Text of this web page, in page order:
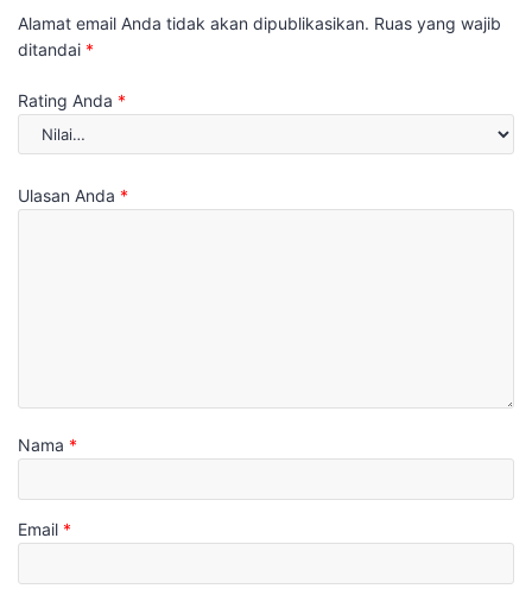
Alamat email Anda tidak akan dipublikasikan. Ruas yang wajib
ditandai *
Rating Anda *
Ulasan Anda *
Nama *
Email *